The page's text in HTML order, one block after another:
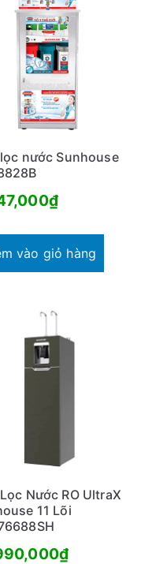
nước Sunhouse
₫
vào giỏ hàng
Nước RO UltraX
11 Lõi
₫